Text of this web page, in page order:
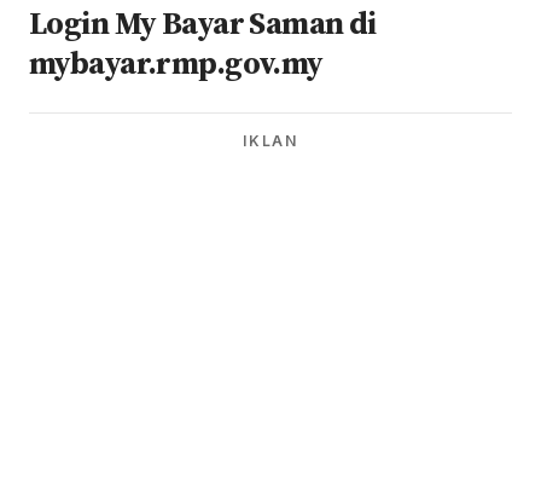
Login My Bayar Saman di
mybayar.rmp.gov.my
IKLAN